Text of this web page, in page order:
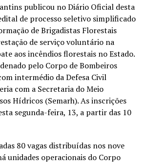
publicou no Diário Oficial desta
de processo seletivo simplificado
de Brigadistas Florestais
de serviço voluntário na
aos incêndios florestais no Estado.
pelo Corpo de Bombeiros
intermédio da Defesa Civil
com a Secretaria do Meio
Hídricos (Semarh). As inscrições
segunda-feira, 13, a partir das 10
80 vagas distribuídas nos nove
unidades operacionais do Corpo